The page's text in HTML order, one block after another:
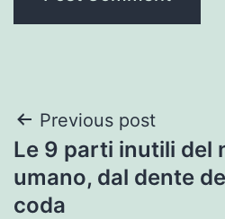
Post
navigation
Previous post
Le 9 parti inutili del
umano, dal dente
coda